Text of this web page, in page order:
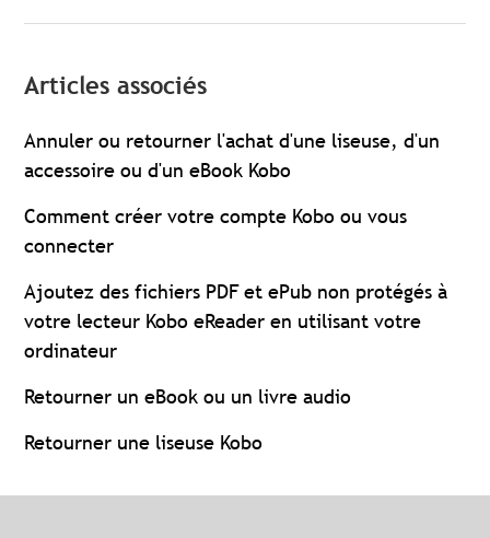
Articles associés
Annuler ou retourner l'achat d'une liseuse, d'un
accessoire ou d'un eBook Kobo
Comment créer votre compte Kobo ou vous
connecter
Ajoutez des fichiers PDF et ePub non protégés à
votre lecteur Kobo eReader en utilisant votre
ordinateur
Retourner un eBook ou un livre audio
Retourner une liseuse Kobo